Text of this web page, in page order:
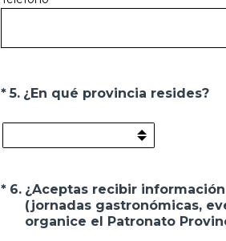
* 5. ¿En qué provincia resides?
(Obligatorio).
* 6. ¿Aceptas recibir
(jornadas gastronómicas,
organice el Patronato
(Obligatorio).